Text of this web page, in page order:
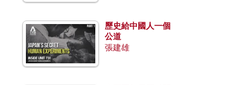
歷史給中國人一個
公道
張建雄